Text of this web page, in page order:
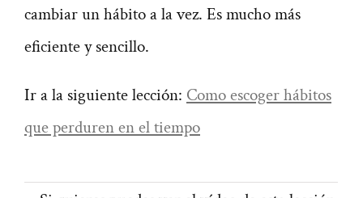
cambiar un hábito a la vez. Es mucho más
eficiente y sencillo.
Ir a la siguiente lección: Como escoger hábitos
que perduren en el tiempo